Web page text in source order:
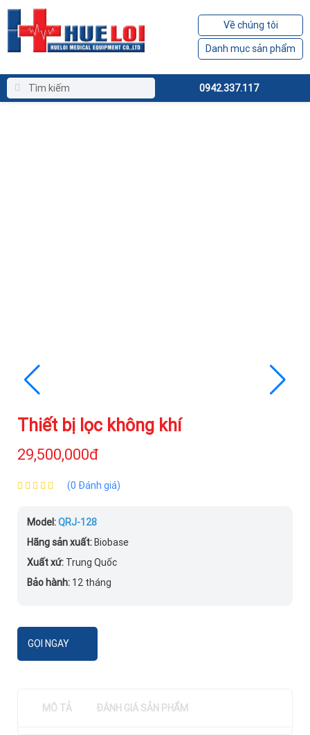
Về chúng tôi
Danh mục sản phẩm
0942.337.117
Thiết bị lọc không khí
29,500,000đ
(0 Đánh giá)
Model:QRJ-128
Hãng sản xuất: Biobase
Xuất xứ: Trung Quốc
Bảo hành: 12 tháng
GỌI NGAY
MÔ TẢ ĐÁNH GIÁ SẢN PHẨM